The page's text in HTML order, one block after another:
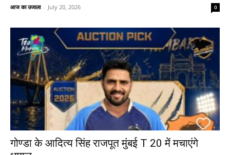
आज का उजाला - July 20, 2026 0
गोण्डा के आदित्य सिंह राजपूत मुंबई T 20 में मचाएंगे